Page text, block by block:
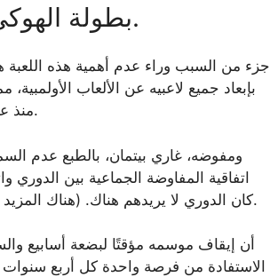
بطولة الهوكي الأولمبية للرجال أقل قليلاً هذا العام.
جزء من السبب وراء عدم أهمية هذه اللعبة
منذ عام 1994 لا تتضمن المواهب من أعظم دوري الهوكي في العالم.
اتفاقية المفاوضة الجماعية بين الدوري
كان الدوري لا يريدهم هناك. (هناك المزيد هنا حول ديناميكية مفاوضات الدوري مع اللجنة الأولمبية الدولية).
الاستفادة من فرصة واحدة كل أربع سنوات